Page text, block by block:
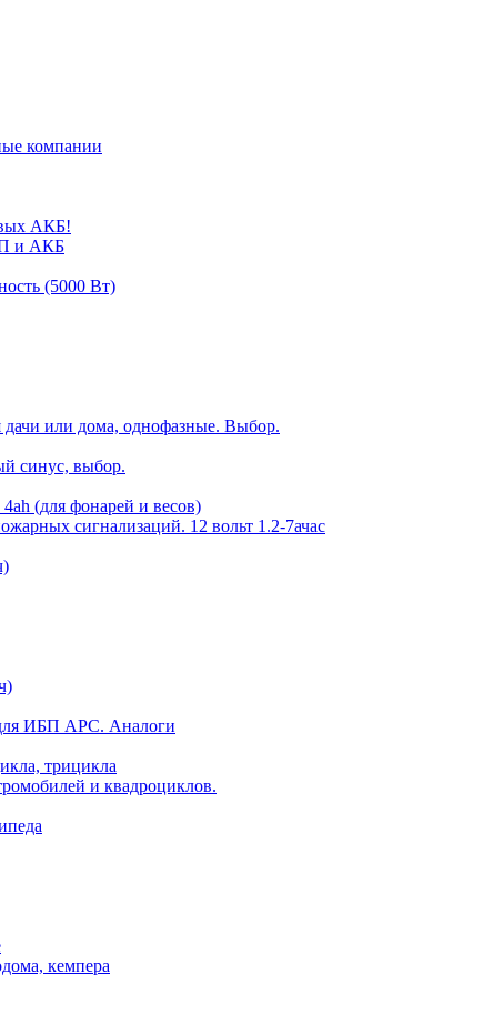
компании
АКБ!
и АКБ
(5000 Вт)
или дома, однофазные. Выбор.
синус, выбор.
(для фонарей и весов)
сигнализаций. 12 вольт 1.2-7ачас
ИБП APC. Аналоги
трицикла
и квадроциклов.
кемпера